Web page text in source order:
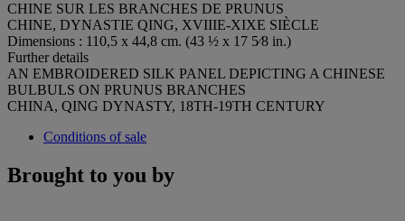
CHINE SUR LES BRANCHES DE PRUNUS
CHINE, DYNASTIE QING, XVIIIE-XIXE SIÈCLE
Dimensions : 110,5 x 44,8 cm. (43 ½ x 17 5⁄8 in.)
Further details
AN EMBROIDERED SILK PANEL DEPICTING A CHINESE
BULBULS ON PRUNUS BRANCHES
CHINA, QING DYNASTY, 18TH-19TH CENTURY
Conditions of sale
Brought to you by